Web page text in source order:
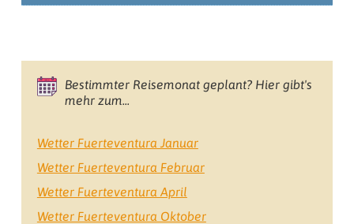
Bestimmter Reisemonat geplant? Hier gibt's
mehr zum...
Wetter Fuerteventura Januar
Wetter Fuerteventura Februar
Wetter Fuerteventura April
Wetter Fuerteventura Oktober